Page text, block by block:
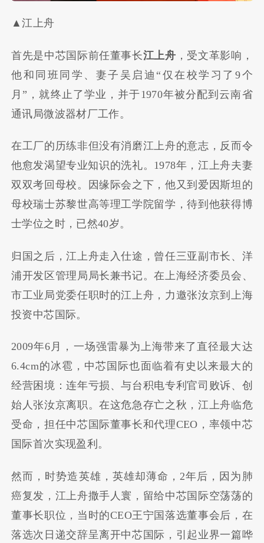
▲江上舟
首先是中芯国际前任董事长江上舟 ，受文革影响，
他和同班同学、妻子吴启迪“仅在校学习了9个
月”，就终止了学业，并于1970年被分配到云南省
通讯局微波器材厂工作。
在工厂的历练非但没有消磨江上舟的意志，反而令
他愈发渴望专业知识的洗礼。1978年，江上舟夫妻
双双考回母校。因缘际会之下，他又到爱因斯坦的
母校瑞士苏黎世高等理工学院留学，待到他获得博
士学位之时，已然40岁。
归国之后，江上舟走入仕途，曾任三亚副市长、洋
浦开发区管理局局长兼书记。在上海经济委员会、
市工业局党委任职时的江上舟，力邀张汝京到上海
投资中芯国际。
2009年6月，一场强雷暴为上海带来了直径最大达
6.4cm的冰雹，中芯国际也面临着有史以来最大的
经营困境：连年亏损、与台积电专利官司败诉、创
始人张汝京离职。在这危急存亡之秋，江上舟临危
受命，担任中芯国际董事长和代理CEO，率领中芯
国际首次实现盈利。
然而，时势造英雄，英雄却薄命，2年后，因为肺
癌复发，江上舟撒手人寰，留给中芯国际空荡荡的
董事长职位，当时的CEO王宁国落选董事会后，在
落选次日递交辞呈离开中芯国际，引起业界一篇哗